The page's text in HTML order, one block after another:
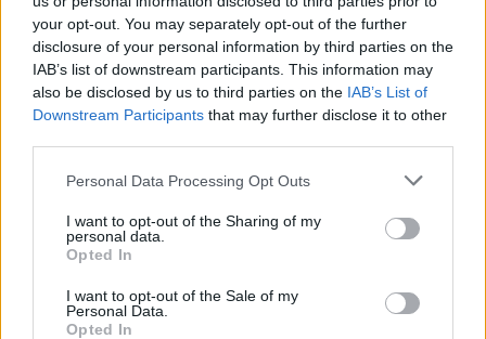
your opt-out. You may separately opt-out of the further
disclosure of your personal information by third parties on the
IAB’s list of downstream participants. This information may
also be disclosed by us to third parties on the IAB’s List of
Downstream Participants that may further disclose it to other
Please note that this website/app uses one or more Google
not limited to your visit or usage behaviour. You may click to
grant or deny consent to Google and its third-party tags to
use your data for below specified purposes in below Google
consent section.
Personal Data Processing Opt Outs
I want to opt-out of the Sharing of my
personal data.
Opted In
I want to opt-out of the Sale of my
Personal Data.
Opted In
турнира Лиге Шампиона, потписао је уговор
са нашим клубом и представљаће велико
појачање на позицији бека за КК Црвена
звезда Меридианбет!